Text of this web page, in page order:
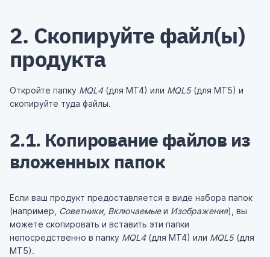
2. Скопируйте файл(ы)
продукта
Откройте папку MQL4(для MT4) или MQL5(для MT5) и
скопируйте туда файлы.
2.1. Копирование файлов из
вложенных папок
Если ваш продукт предоставляется в виде набора папок
(например,
Советники, Включаемыеи Изображения), вы
можете скопировать и вставить эти папки
непосредственно в папку MQL4(для MT4) или MQL5(для
MT5).